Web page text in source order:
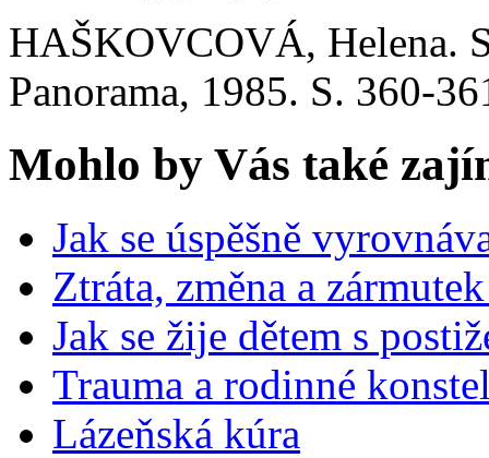
HAŠKOVCOVÁ, Helena.
Panorama, 1985. S. 360-
Mohlo by Vás také
Jak se úspěšně
Ztráta, změna a
Jak se žije dětem s
Trauma a rodinné
Lázeňská kúra